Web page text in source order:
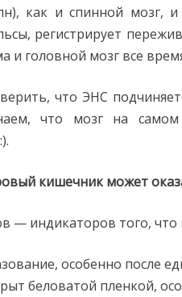
как и спинной мозг,
регистрирует
и головной мозг все
что ЭНС
что мозг на
кишечник может
— индикаторов того, что
особенно после
беловатой пленкой,